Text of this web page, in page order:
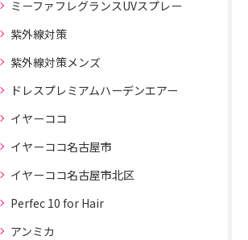
ミーファフレグランスUVスプレー
紫外線対策
紫外線対策メンズ
ドレスプレミアムハーデンエアー
イヤーココ
イヤーココ名古屋市
イヤーココ名古屋市北区
Perfec 10 for Hair
アンミカ